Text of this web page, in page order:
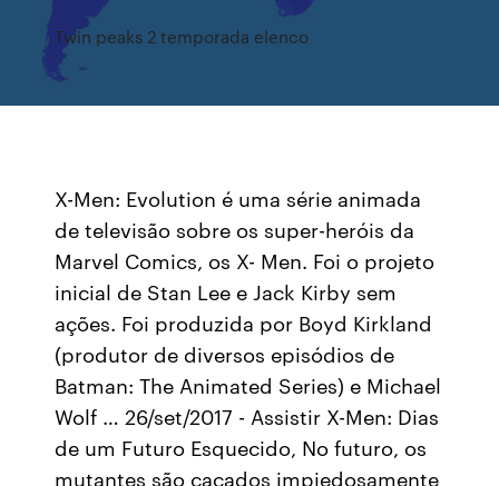
Twin peaks 2 temporada elenco
X-Men: Evolution é uma série animada
de televisão sobre os super-heróis da
Marvel Comics, os X- Men. Foi o projeto
inicial de Stan Lee e Jack Kirby sem
ações. Foi produzida por Boyd Kirkland
(produtor de diversos episódios de
Batman: The Animated Series) e Michael
Wolf … 26/set/2017 - Assistir X-Men: Dias
de um Futuro Esquecido, No futuro, os
mutantes são caçados impiedosamente